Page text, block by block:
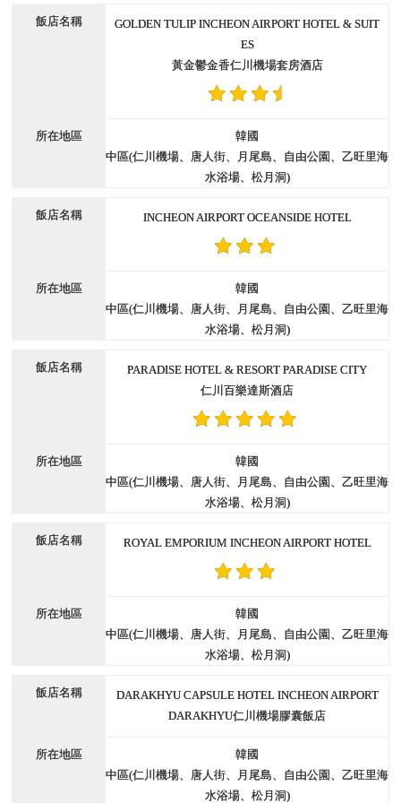
GOLDEN TULIP INCHEON AIRPORT HOTEL & SUIT
ES
黃金鬱金香仁川機場套房酒店
韓國
中區(仁川機場、唐人街、月尾島、自由公園、乙旺里海
水浴場、松月洞)
INCHEON AIRPORT OCEANSIDE HOTEL
韓國
中區(仁川機場、唐人街、月尾島、自由公園、乙旺里海
水浴場、松月洞)
PARADISE HOTEL & RESORT PARADISE CITY
仁川百樂達斯酒店
韓國
中區(仁川機場、唐人街、月尾島、自由公園、乙旺里海
水浴場、松月洞)
ROYAL EMPORIUM INCHEON AIRPORT HOTEL
韓國
中區(仁川機場、唐人街、月尾島、自由公園、乙旺里海
水浴場、松月洞)
DARAKHYU CAPSULE HOTEL INCHEON AIRPORT
DARAKHYU仁川機場膠囊飯店
韓國
中區(仁川機場、唐人街、月尾島、自由公園、乙旺里海
水浴場、松月洞)